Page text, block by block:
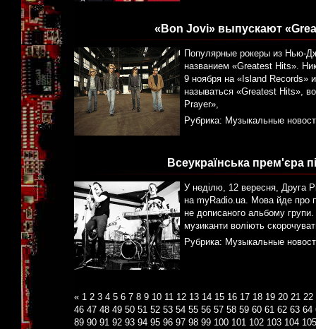
«Bon Jovi» выпускают
Популярные рокеры из Нью-
названием «Greatest Hits».
9 ноября на «Island Records»
называться «Greatest Hits»,
Prayer»,
Рубрика: Музыкальные
Всеукраїнська прем'єра
У неділю, 12 вересня, Друга
на myRadio.ua. Мова йде про
не дописаного альбому
музиканти воліють
Рубрика: Музыкальные
« 1 2 3 4 5 6 7 8 9 10 11 12 13 14 15 16 17 18 19 20 21 22
46 47 48 49 50 51 52 53 54 55 56 57 58 59 60 61 62 63 64
89 90 91 92 93 94 95 96 97 98 99 100 101 102 103 104 105